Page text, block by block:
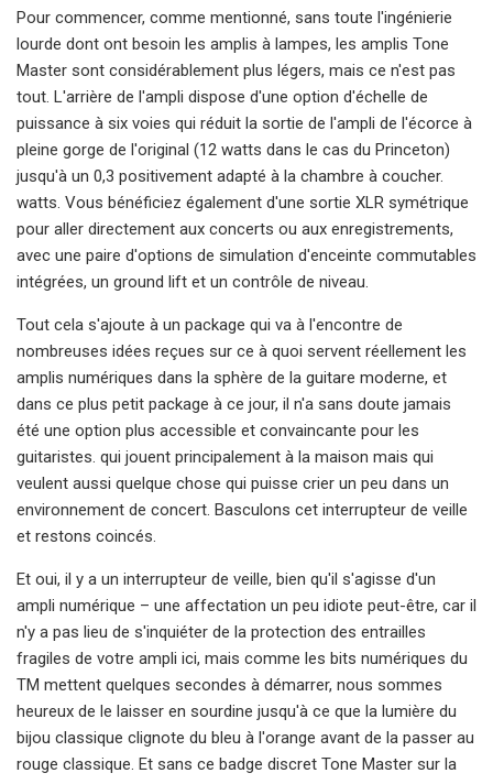
Pour commencer, comme mentionné, sans toute l'ingénierie
lourde dont ont besoin les amplis à lampes, les amplis Tone
Master sont considérablement plus légers, mais ce n'est pas
tout. L'arrière de l'ampli dispose d'une option d'échelle de
puissance à six voies qui réduit la sortie de l'ampli de l'écorce à
pleine gorge de l'original (12 watts dans le cas du Princeton)
jusqu'à un 0,3 positivement adapté à la chambre à coucher.
watts. Vous bénéficiez également d'une sortie XLR symétrique
pour aller directement aux concerts ou aux enregistrements,
avec une paire d'options de simulation d'enceinte commutables
intégrées, un ground lift et un contrôle de niveau.
Tout cela s'ajoute à un package qui va à l'encontre de
nombreuses idées reçues sur ce à quoi servent réellement les
amplis numériques dans la sphère de la guitare moderne, et
dans ce plus petit package à ce jour, il n'a sans doute jamais
été une option plus accessible et convaincante pour les
guitaristes. qui jouent principalement à la maison mais qui
veulent aussi quelque chose qui puisse crier un peu dans un
environnement de concert. Basculons cet interrupteur de veille
et restons coincés.
Et oui, il y a un interrupteur de veille, bien qu'il s'agisse d'un
ampli numérique – une affectation un peu idiote peut-être, car il
n'y a pas lieu de s'inquiéter de la protection des entrailles
fragiles de votre ampli ici, mais comme les bits numériques du
TM mettent quelques secondes à démarrer, nous sommes
heureux de le laisser en sourdine jusqu'à ce que la lumière du
bijou classique clignote du bleu à l'orange avant de la passer au
rouge classique. Et sans ce badge discret Tone Master sur la